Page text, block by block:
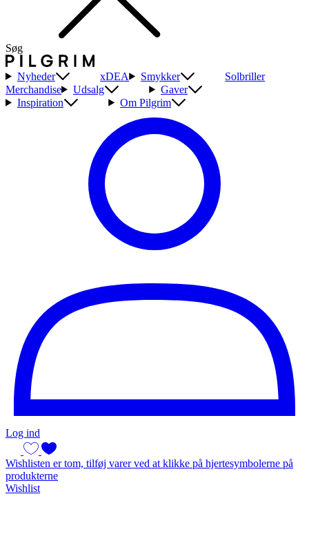
Søg
Nyheder xDEA Smykker
Solbriller
Merchandise
Udsalg
Gaver
Inspiration
Om Pilgrim
Log ind
Wishlisten er tom, tilføj varer ved at klikke på hjertesymbolerne på
produkterne
Wishlist